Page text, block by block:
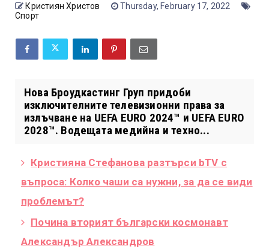
Кристиян Христов
Thursday, February 17, 2022
Спорт
Нова Броудкастинг Груп придоби
изключителните телевизионни права за
излъчване на UEFA EURO 2024™ и UEFA EURO
2028™. Водещата медийна и техно...
Кристияна Стефанова разтърси bTV с
въпроса: Колко чаши са нужни, за да се види
проблемът?
Почина вторият български космонавт
Александър Александров